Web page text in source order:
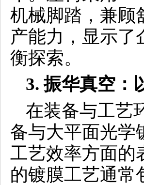
机械脚踏，兼顾
产能力，显示了
衡探索。
3. 振华真空：
在装备与工艺
备与大平面光学
工艺效率方面的
的镀膜工艺通常